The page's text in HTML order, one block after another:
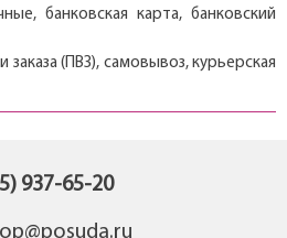
банковская карта, банковский
(ПВЗ), самовывоз, курьерская
937-65-20